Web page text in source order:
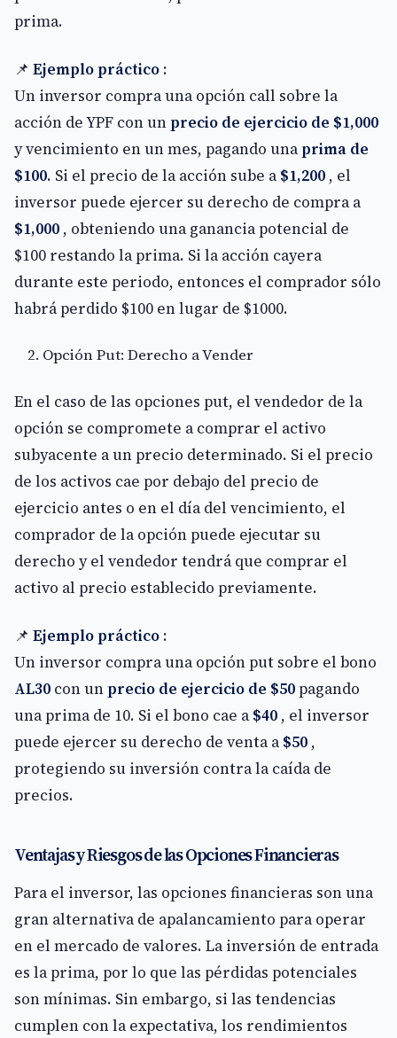
prima.
📌 Ejemplo práctico :
Un inversor compra una opción call sobre la
acción de YPF con unprecio de ejercicio de $1,000
y vencimiento en un mes, pagando unaprima de
$100. Si el precio de la acción sube a$1,200 , el
inversor puede ejercer su derecho de compra a
$1,000 , obteniendo una ganancia potencial de
$100 restando la prima. Si la acción cayera
durante este periodo, entonces el comprador sólo
habrá perdido $100 en lugar de $1000.
Opción Put: Derecho a Vender
En el caso de las opciones put, el vendedor de la
opción se compromete a comprar el activo
subyacente a un precio determinado. Si el precio
de los activos cae por debajo del precio de
ejercicio antes o en el día del vencimiento, el
comprador de la opción puede ejecutar su
derecho y el vendedor tendrá que comprar el
activo al precio establecido previamente.
📌 Ejemplo práctico :
Un inversor compra una opción put sobre el bono
AL30 con unprecio de ejercicio de $50pagando
una prima de 10. Si el bono cae a$40 , el inversor
puede ejercer su derecho de venta a$50 ,
protegiendo su inversión contra la caída de
precios.
Ventajas y Riesgos de las Opciones Financieras
Para el inversor, las opciones financieras son una
gran alternativa de apalancamiento para operar
en el mercado de valores. La inversión de entrada
es la prima, por lo que las pérdidas potenciales
son mínimas. Sin embargo, si las tendencias
cumplen con la expectativa, los rendimientos